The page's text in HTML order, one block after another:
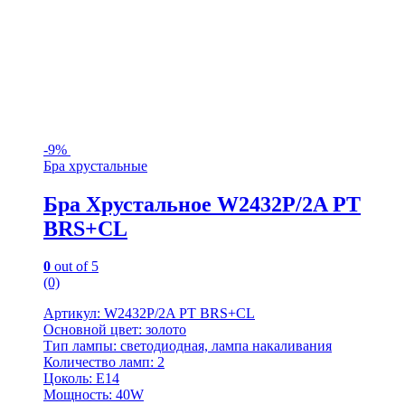
-9%
Бра хрустальные
Бра Хрустальное W2432P/2A PT
BRS+CL
0 out of 5
(0)
Артикул: W2432P/2A PT BRS+CL
Основной цвет: золото
Тип лампы: светодиодная, лампа накаливания
Количество ламп: 2
Цоколь: E14
Мощность: 40W